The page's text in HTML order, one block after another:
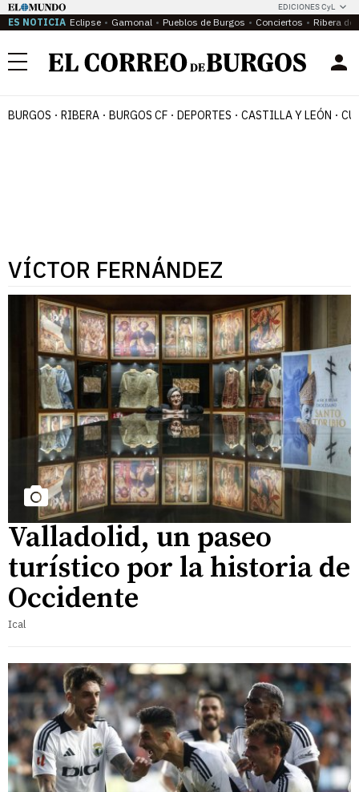
EDICIONES CyL
ES NOTICIA Eclipse Gamonal Pueblos de Burgos Conciertos Ribera del
Menú
BURGOS RIBERA BURGOS CF DEPORTES CASTILLA Y LEÓN
VÍCTOR FERNÁNDEZ
Valladolid, un paseo
turístico por la historia de
Occidente
Ical